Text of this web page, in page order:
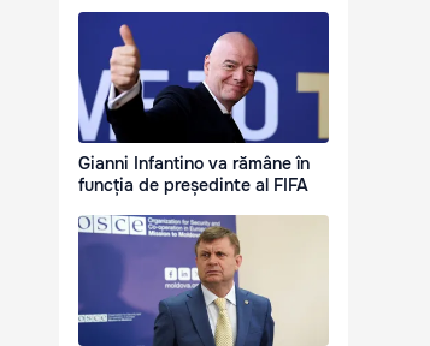
Gianni Infantino va rămâne în
funcția de președinte al FIFA